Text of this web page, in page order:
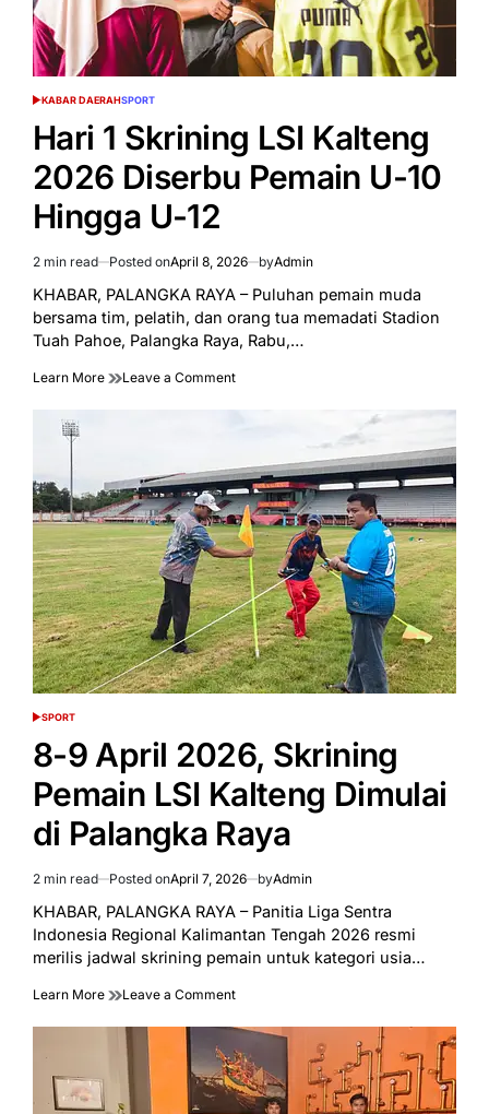
POSTED
KABAR DAERAHSPORT
Hari 1 Skrining LSI Kalteng
2026 Diserbu Pemain U-10
Hingga U-12
Estimated
read
time
2 min read Posted onApril 8, 2026 byAdmin
KHABAR, PALANGKA RAYA – Puluhan pemain muda
bersama tim, pelatih, dan orang tua memadati Stadion
Tuah Pahoe, Palangka Raya, Rabu,…
Learn More Leave a Commenton
Kalteng
2026
Diserbu
Pemain
U-
10
Hingga
U-
12
POSTED
SPORT
8-9 April 2026, Skrining
Pemain LSI Kalteng Dimulai
di Palangka Raya
Estimated
read
time
2 min read Posted onApril 7, 2026 byAdmin
KHABAR, PALANGKA RAYA – Panitia Liga Sentra
Indonesia Regional Kalimantan Tengah 2026 resmi
merilis jadwal skrining pemain untuk kategori usia…
Learn More Leave a Commenton
9
April
2026,
Skrining